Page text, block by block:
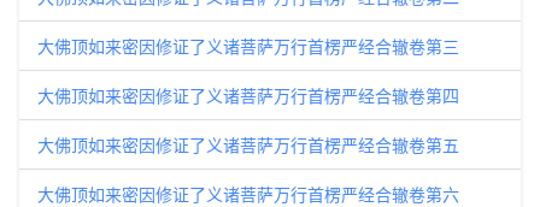
大佛顶如来密因修证了义诸菩萨万行首楞严经合辙卷第三
大佛顶如来密因修证了义诸菩萨万行首楞严经合辙卷第四
大佛顶如来密因修证了义诸菩萨万行首楞严经合辙卷第五
大佛顶如来密因修证了义诸菩萨万行首楞严经合辙卷第六